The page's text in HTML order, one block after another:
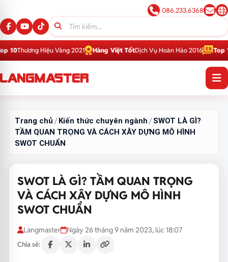
086.233.6368
Vàng 2021 Hàng Việt TốtDịch Vụ Hoàn Hảo 2016 Top 1Thương Hiệu
Trang chủ /Kiến thức chuyên ngành /SWOT LÀ GÌ?
TẦM QUAN TRỌNG VÀ CÁCH XÂY DỰNG MÔ HÌNH
SWOT CHUẨN
SWOT LÀ GÌ? TẦM QUAN TRỌNG
VÀ CÁCH XÂY DỰNG MÔ HÌNH
SWOT CHUẨN
Langmaster Ngày 26 tháng 9 năm 2023, lúc 18:07
Chia sẻ: